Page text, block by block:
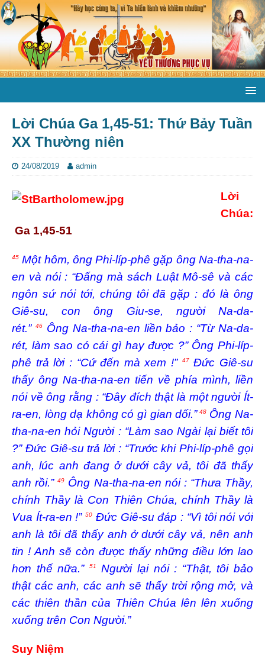
Lời Chúa Ga 1,45-51: Thứ Bảy Tuần
XX Thường niên
24/08/2019 admin
Lời
Chúa:
Ga 1,45-51
45 Một hôm, ông Phi-líp-phê gặp ông Na-tha-na-
en và nói : “Đấng mà sách Luật Mô-sê và các
ngôn sứ nói tới, chúng tôi đã gặp : đó là ông
Giê-su, con ông Giu-se, người Na-da-
rét.” 46Ông Na-tha-na-en liền bảo : “Từ Na-da-
rét, làm sao có cái gì hay được ?” Ông Phi-líp-
phê trả lời : “Cứ đến mà xem !”
47Đức Giê-su
thấy ông Na-tha-na-en tiến về phía mình, liền
nói về ông rằng : “Đây đích thật là một người Ít-
ra-en, lòng dạ không có gì gian dối.”48Ông Na-
tha-na-en hỏi Người : “Làm sao Ngài lại biết tôi
?” Đức Giê-su trả lời : “Trước khi Phi-líp-phê gọi
anh, lúc anh đang ở dưới cây vả, tôi đã thấy
anh rồi.”49
Ông Na-tha-na-en nói : “Thưa Thầy,
chính Thầy là Con Thiên Chúa, chính Thầy là
Vua Ít-ra-en !”50 Đức Giê-su đáp : “Vì tôi nói với
anh là tôi đã thấy anh ở dưới cây vả, nên anh
tin ! Anh sẽ còn được thấy những điều lớn lao
hơn thế nữa.”
51
Người lại nói : “Thật, tôi bảo
thật các anh, các anh sẽ thấy trời rộng mở, và
các thiên thần của Thiên Chúa lên lên xuống
xuống trên Con Người.”
Suy Niệm